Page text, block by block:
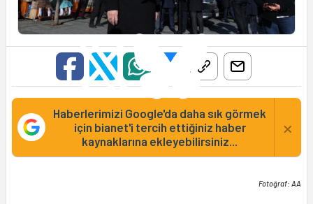
Haberlerimizi Google'da daha sık görmek
için bianet'i tercih ettiğiniz haber
kaynaklarına ekleyebilirsiniz...
×
Fotoğraf: AA